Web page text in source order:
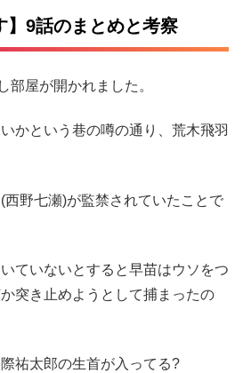
】9話のまとめと考察
部屋が開かれました。
かという巷の噂の通り、荒木飛羽
野七瀬)が監禁されていたことで
ていないとすると早苗はウソをつ
突き止めようとして捕まったの
祐太郎の生首が入ってる?